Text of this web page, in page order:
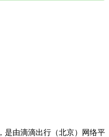
，是由滴滴出行（北京）网络平